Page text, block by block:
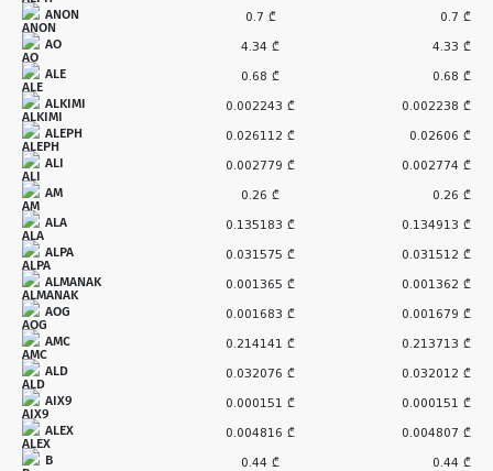
ANON 0.7 ₾ 0.7 ₾
AO 4.34 ₾ 4.33 ₾
ALE 0.68 ₾ 0.68 ₾
ALKIMI 0.002243 ₾ 0.002238 ₾
ALEPH 0.026112 ₾ 0.02606 ₾
ALI 0.002779 ₾ 0.002774 ₾
AM 0.26 ₾ 0.26 ₾
ALA 0.135183 ₾ 0.134913 ₾
ALPA 0.031575 ₾ 0.031512 ₾
ALMANAK 0.001365 ₾ 0.001362 ₾
AOG 0.001683 ₾ 0.001679 ₾
AMC 0.214141 ₾ 0.213713 ₾
ALD 0.032076 ₾ 0.032012 ₾
AIX9 0.000151 ₾ 0.000151 ₾
ALEX 0.004816 ₾ 0.004807 ₾
B 0.44 ₾ 0.44 ₾